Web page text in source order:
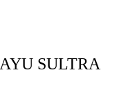
SULTRA